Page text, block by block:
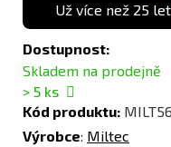
Už více než 25
Dostupnost:
Skladem na prodejně
> 5 ks
Kód produktu: MILT56
Výrobce: Miltec